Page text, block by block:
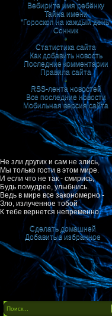
Вебирите имя ребёнку
Тайна имени
"Гороскоп на каждый день"
Сонник
•
Статистика сайта
Как добавить новость
Последние комментарии
Правила сайта
•
RSS-лента новостей
Все последние новости
Мобильная версия сайта
Не зли других и сам не злись,
Мы только гости в этом мире.
И если что не так - смирись,
Будь помудрее, улыбнись.
Ведь в мире все закономерно -
Зло, излученное тобой
К тебе вернется непременно.
Сделать домашней
|
Добавить в избранное